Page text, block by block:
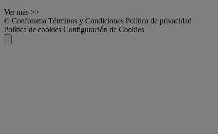
Ver más >>
© Conforama Términos y Condiciones Política de privacidad
Política de cookies Configuración de Cookies